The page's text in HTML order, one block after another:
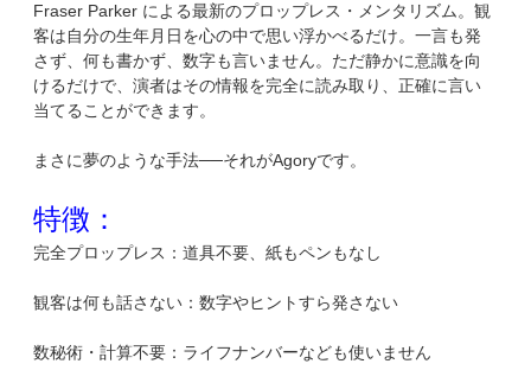
Fraser Parker による最新のプロップレス・メンタリズム。観
客は自分の生年月日を心の中で思い浮かべるだけ。一言も発
さず、何も書かず、数字も言いません。ただ静かに意識を向
けるだけで、演者はその情報を完全に読み取り、正確に言い
当てることができます。
まさに夢のような手法──それがAgoryです。
特徴：
完全プロップレス：道具不要、紙もペンもなし
観客は何も話さない：数字やヒントすら発さない
数秘術・計算不要：ライフナンバーなども使いません